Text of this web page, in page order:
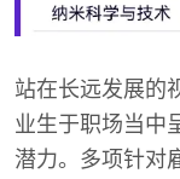
站在长远发展的
业生于职场当中
潜力。多项针对